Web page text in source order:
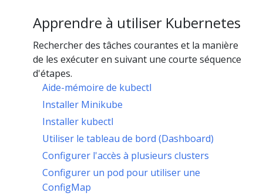
Apprendre à utiliser Kubernetes
Rechercher des tâches courantes et la manière
de les exécuter en suivant une courte séquence
d'étapes.
Aide-mémoire de kubectl
Installer Minikube
Installer kubectl
Utiliser le tableau de bord (Dashboard)
Configurer l'accès à plusieurs clusters
Configurer un pod pour utiliser une
ConfigMap